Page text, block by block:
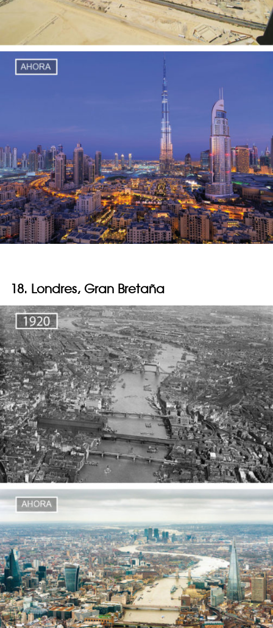
18. Londres, Gran Bretaña